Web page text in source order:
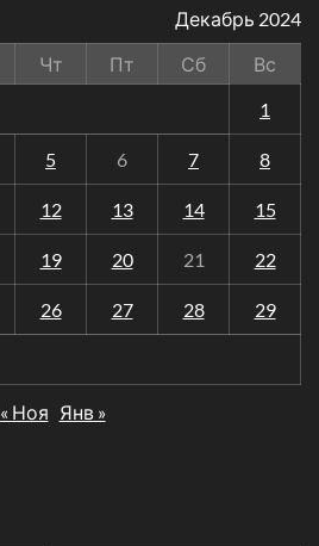
Декабрь 2024
Чт Пт Сб
Вс
1
5 6 7 8
12 13 14 15
19 20 21 22
26 27 28 29
« Ноя Янв »